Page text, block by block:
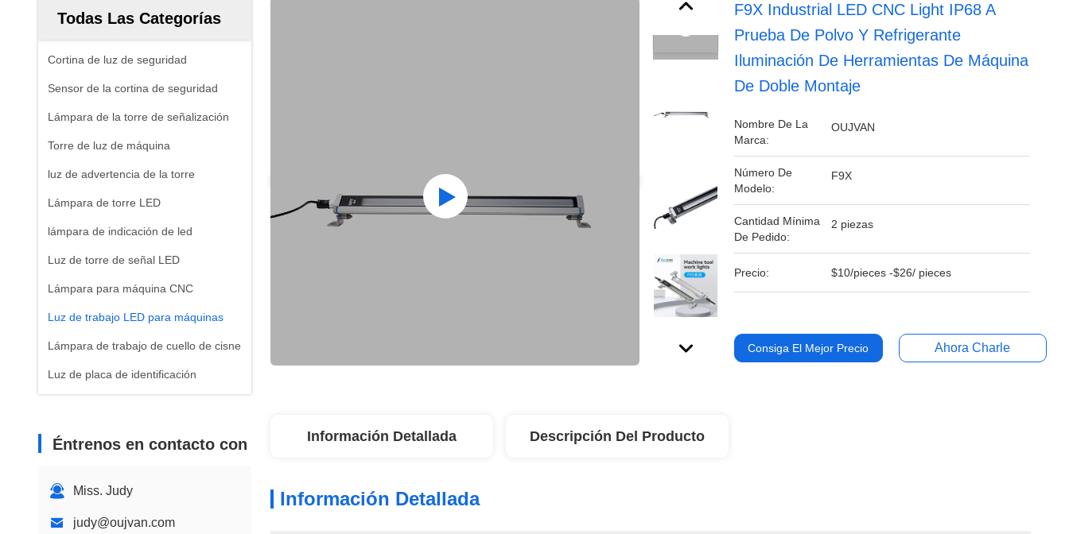
Todas Las Categorías
Cortina de luz de seguridad
Sensor de la cortina de seguridad
Lámpara de la torre de señalización
Torre de luz de máquina
luz de advertencia de la torre
Lámpara de torre LED
lámpara de indicación de led
Luz de torre de señal LED
Lámpara para máquina CNC
Luz de trabajo LED para máquinas
Lámpara de trabajo de cuello de cisne
Luz de placa de identificación
Éntrenos en contacto con
Miss. Judy
judy@oujvan.com
F9X Industrial LED CNC Light IP68 A
Prueba De Polvo Y Refrigerante
Iluminación De Herramientas De Máquina
De Doble Montaje
Nombre De La
Marca:
OUJVAN
Número De
Modelo:
F9X
Cantidad Mínima
De Pedido:
2 piezas
Precio: $10/pieces -$26/ pieces
Consiga El Mejor Precio Ahora Charle
Información Detallada Descripción Del Producto
Información Detallada